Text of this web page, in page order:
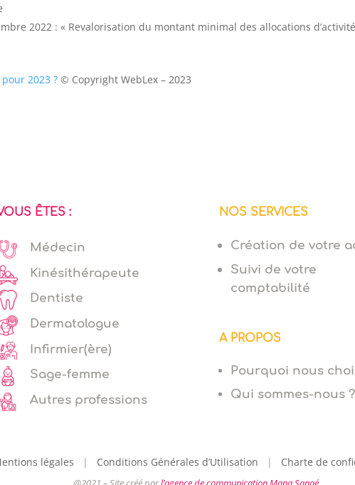
2022 : « Revalorisation du montant minimal des allocations d’activité
2023 ? © Copyright WebLex – 2023
ÊTES :
Médecin
Kinésithérapeute
Dentiste
Dermatologue
Infirmier(ère)
Sage-femme
Autres professions
NOS SERVICES
Création de votre
Suivi de votre
comptabilité
A PROPOS
Pourquoi nous
Qui sommes-nous ?
légales | Conditions Générales d’Utilisation | Charte de